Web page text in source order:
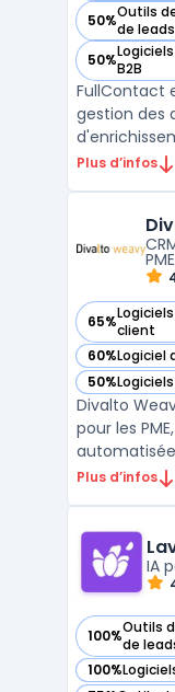
50%Outils
de leads
— voir
50%B2B
— voir
FullContact
gestion des
permet aux
précision
gestion de
Plus d’infos
PME
65%client
— voir
60%Logiciel
— voir
50%
— voir
Divalto
pour les
efficace. Il
Grâce à
suivi des
Plus d’infos
IA
100%Outils
de
— voir
100%
— voir